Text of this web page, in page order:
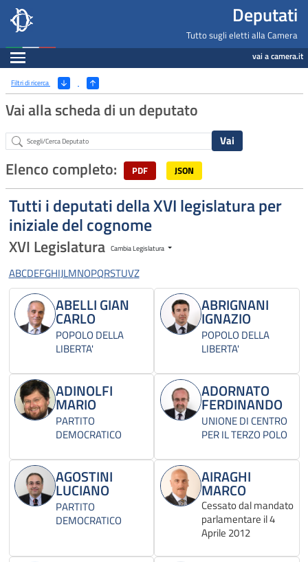
Deputati, Camera dei Deputati -
Salta al contenuto principale
Salta al menu di navigazione Deputati
Tutto sugli eletti alla Camera
Espandi vai a camera.it
Ricerca
Filtri di ricerca (Apri/Chiudi filtri)
Vai alla scheda di un deputato
Abstract
Elenco completo: PDF JSON
Tutti i deputati della XVI legislatura per
iniziale del cognome
XVI Legislatura Cambia Legislatura
ABCDEFGHIJLMNOPQRSTUVZ
ABELLI GIAN
CARLO
POPOLO DELLA
LIBERTA'
ABRIGNANI
IGNAZIO
POPOLO DELLA
LIBERTA'
ADINOLFI
MARIO
PARTITO
DEMOCRATICO
ADORNATO
FERDINANDO
UNIONE DI CENTRO
PER IL TERZO POLO
AGOSTINI
LUCIANO
PARTITO
DEMOCRATICO
AIRAGHI
MARCO
Cessato dal mandato
parlamentare il 4
Aprile 2012
Navigazione pagine di servizio
Fine pagina
Salta al contenuto principale
Salta al menu di navigazione
Vai a inizio pagina